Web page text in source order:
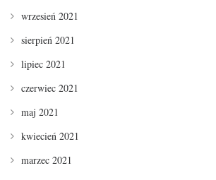
wrzesień 2021
sierpień 2021
lipiec 2021
czerwiec 2021
maj 2021
kwiecień 2021
marzec 2021